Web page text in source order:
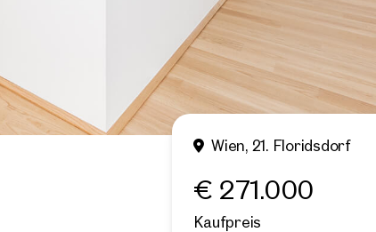
Wien, 21. Floridsdorf
€ 271.000
Kaufpreis